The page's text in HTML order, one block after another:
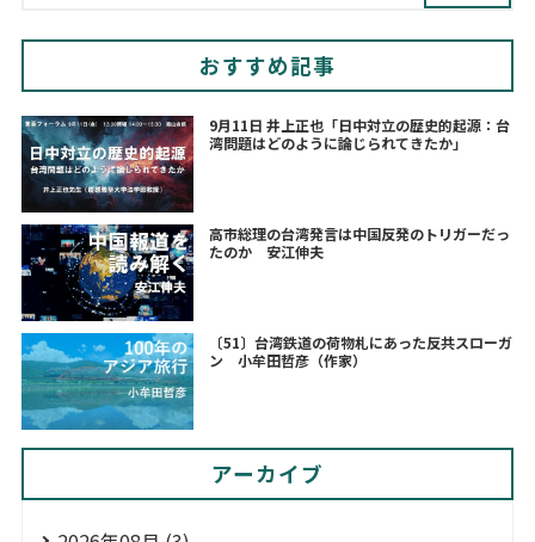
おすすめ記事
9月11日 井上正也「日中対立の歴史的起源：台
湾問題はどのように論じられてきたか」
高市総理の台湾発言は中国反発のトリガーだっ
たのか 安江伸夫
〔51〕台湾鉄道の荷物札にあった反共スローガ
ン 小牟田哲彦（作家）
アーカイブ